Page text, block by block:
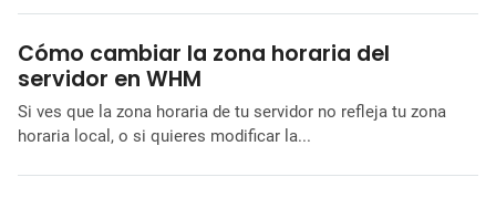
Cómo cambiar la zona horaria del
servidor en WHM
Si ves que la zona horaria de tu servidor no refleja tu zona
horaria local, o si quieres modificar la...